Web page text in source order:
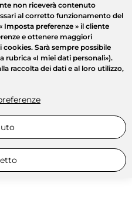
non riceverà contenuto
al corretto funzionamento del
Imposta preferenze » il cliente
e ottenere maggiori
Sarà sempre possibile
rubrica «I miei dati personali»).
raccolta dei dati e al loro utilizzo,